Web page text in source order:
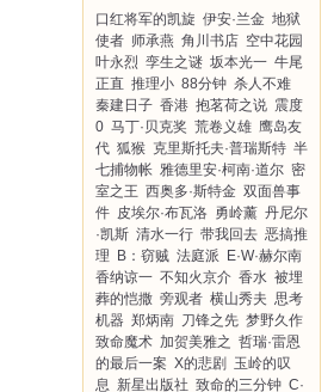
口红将军的凯旋 伊安·兰金 地狱
使者 师承燕 角川书店 空中花园
叶永烈 孪生之谜 坂本光一 牛尾
正直 推理小 88分钟 杀人不难
秦建日子 香港 抱茗荷之说 震度
0 马丁·贝克奖 荒卷义雄 鹰岛友
代 狐猴 克里斯托夫·普瑞斯特 半
七捕物帐 雅德里安·柯南·道尔 密
室之王 西奥多·斯特金 双面兽事
件 皮埃尔·布瓦洛 勇岭薰 丹尼尔
·凯斯 清水一行 带我回去 恶搞推
理
B：窃贼 法庭派
E·W·赫尔南
香纳谅一 不知火京介 香水 被埋
葬的恺撒 旁观者 横山秀夫 思考
机器 郑炳南 刀锋之先 梦野久作
致命魔术 加贺美雅之 哲瑞·雷恩
的最后一案 X的悲剧
玉岭的叹
息 新星出版社 致命的三分钟 C·